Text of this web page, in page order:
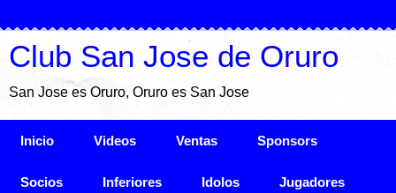
Club San Jose de Oruro
San Jose es Oruro, Oruro es San Jose
Inicio Videos Ventas Sponsors
Socios Inferiores Idolos Jugadores